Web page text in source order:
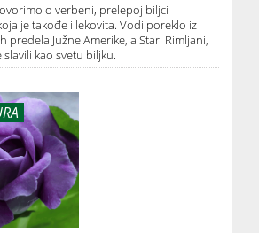
o verbeni, prelepoj biljci
je takođe i lekovita. Vodi poreklo iz
predela Južne Amerike, a Stari Rimljani,
slavili kao svetu biljku.